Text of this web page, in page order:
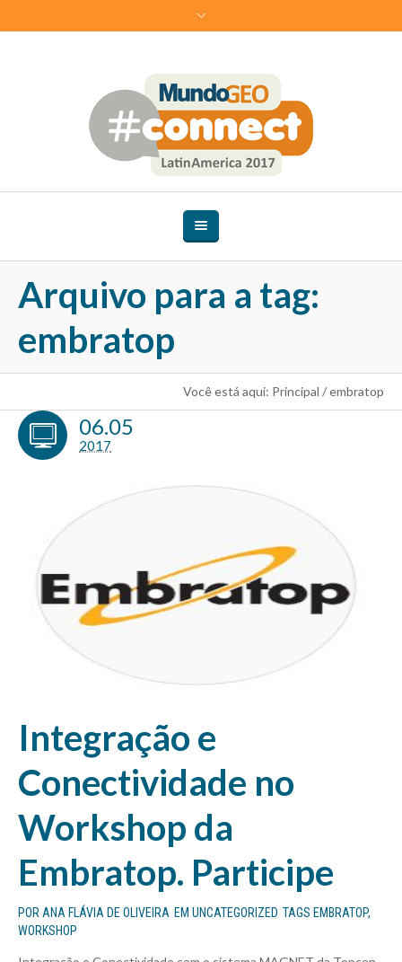
Arquivo para a tag:
embratop
Você está aqui: Principal /embratop
06.05
2017
Integração e
Conectividade no
Workshop da
Embratop. Participe
PORANA FLÁVIA DE OLIVEIRA EM UNCATEGORIZED TAGS EMBRATOP,
WORKSHOP